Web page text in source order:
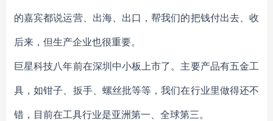
的嘉宾都说运营、出海、出口，帮我们的把钱付出去、收
后来，但生产企业也很重要。
巨星科技八年前在深圳中小板上市了。主要产品有五金工
具，如钳子、扳手、螺丝批等等，我们在行业里做得还不
错，目前在工具行业是亚洲第一、全球第三。